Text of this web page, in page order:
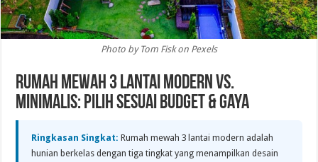
Photo by Tom Fisk on Pexels
Rumah Mewah 3 Lantai Modern vs.
Minimalis: Pilih Sesuai Budget & Gaya
Ringkasan Singkat: Rumah mewah 3 lantai modern adalah
hunian berkelas dengan tiga tingkat yang menampilkan desain